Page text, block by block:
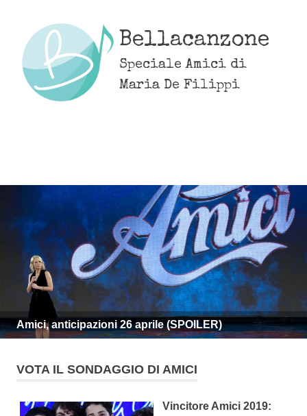
content
Bellacanzone
Speciale Amici di
Maria De Filippi
Amici, anticipazioni 26 aprile (SPOILER)
VOTA IL SONDAGGIO DI AMICI
Vincitore Amici 2019: